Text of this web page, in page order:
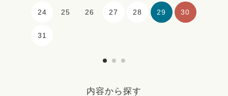
24 25 26 27 28 29 30
31
内容から探す